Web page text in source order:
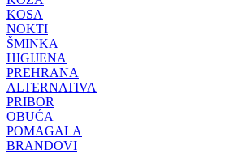
KOSA
NOKTI
ŠMINKA
HIGIJENA
PREHRANA
ALTERNATIVA
PRIBOR
OBUĆA
POMAGALA
BRANDOVI